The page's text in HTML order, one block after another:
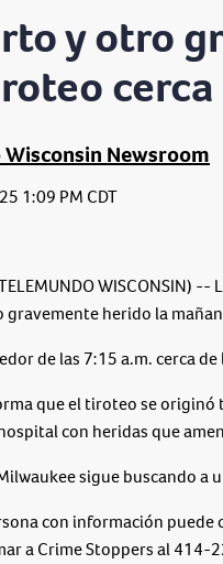
y otro
Wisconsin Newsroom
1:09 PM CDT
herido la
de las 7:15 a.m. cerca
que el tiroteo se originó
con heridas que
sigue buscando a
con información
a Crime Stoppers al 414-